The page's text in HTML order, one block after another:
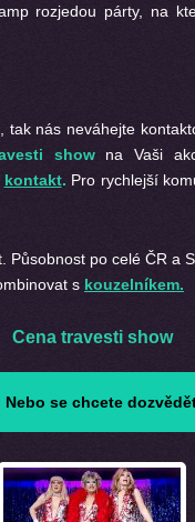
rozjedou párty, na
, tak nás neváhejte
showna Vaši
kontakt. Pro rychlejší
Působnost po celé ČR a
s kouzelníkem.
Cena travesti show
Nebo se chcete